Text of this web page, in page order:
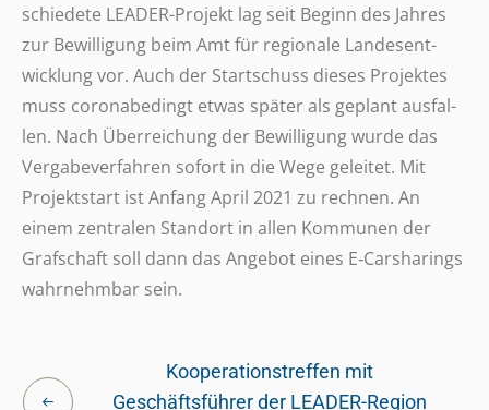
schie­dete LEADER-Projekt lag seit Beginn des Jahres
zur Bewil­li­gung beim Amt für regio­nale Landes­ent­
wick­lung vor. Auch der Start­schuss dieses Projek­tes
muss coro­nabe­dingt etwas später als geplant ausfal­
len. Nach Über­rei­chung der Bewil­li­gung wurde das
Verga­be­ver­fah­ren sofort in die Wege gelei­tet. Mit
Projekt­start ist Anfang April 2021 zu rechnen. An
einem zentra­len Stand­ort in allen Kommu­nen der
Graf­schaft soll dann das Angebot eines E‑Carsharings
wahr­nehm­bar sein.
Kooperationstreffen mit
Geschäftsführer der LEADER-Region